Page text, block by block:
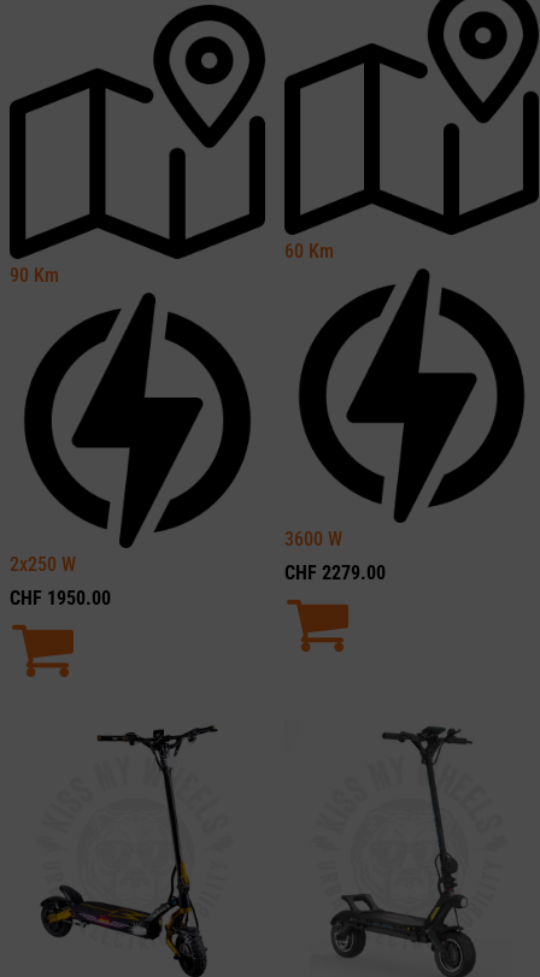
90 Km
2x250 W
CHF 1950.00
60 Km
3600 W
CHF 2279.00